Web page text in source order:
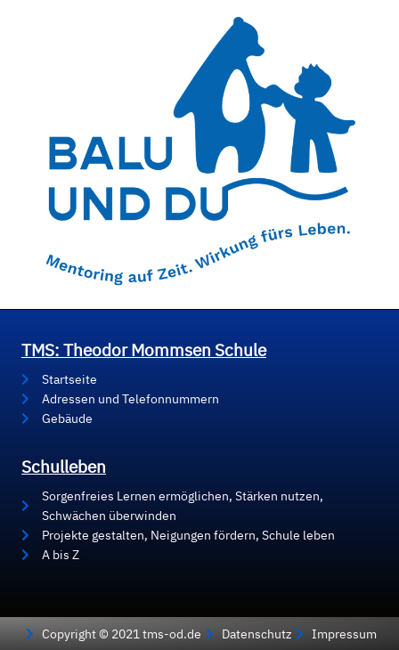
TMS: Theodor Mommsen Schule
Startseite
Adressen und Telefonnummern
Gebäude
Schulleben
Sorgenfreies Lernen ermöglichen, Stärken nutzen,
Schwächen überwinden
Projekte gestalten, Neigungen fördern, Schule leben
A bis Z
Copyright © 2021 tms-od.de Datenschutz Impressum